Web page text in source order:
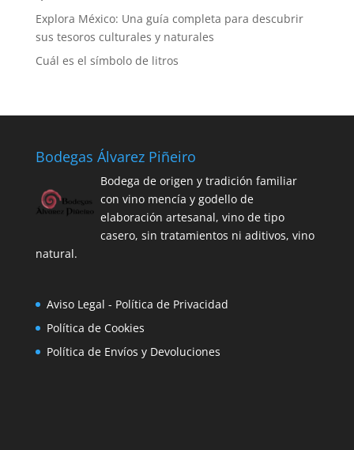
Explora México: Una guía completa para descubrir
sus tesoros culturales y naturales
Cuál es el símbolo de litros
Bodegas Álvarez Piñeiro
Bodega de origen y tradición familiar
con vino mencía y godello de
elaboración artesanal, vino de tipo
casero, sin tratamientos ni aditivos, vino
natural.
Aviso Legal - Política de Privacidad
Política de Cookies
Política de Envíos y Devoluciones